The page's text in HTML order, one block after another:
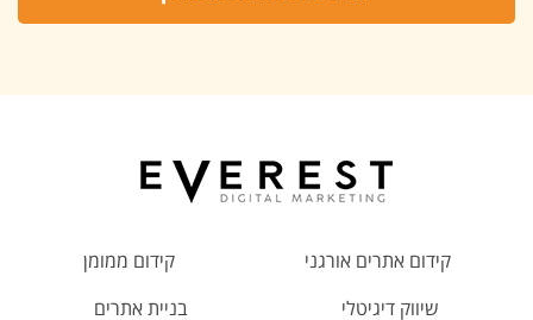
קידום אתרים אורגני
קידום ממומן
שיווק דיגיטלי
בניית אתרים